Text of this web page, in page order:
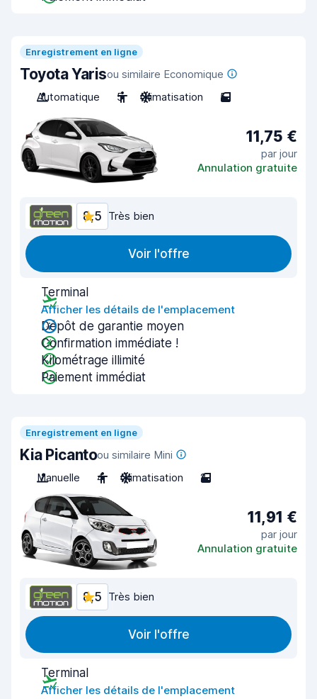
Enregistrement en ligne
Toyota Yarisou similaire Economique
Automatique
5 Climatisation 5
11,75 €
par jour
Annulation gratuite
8,5 Très bien
Voir l'offre
Terminal
Afficher les détails de l'emplacement
Dépôt de garantie moyen
Confirmation immédiate !
Kilométrage illimité
Paiement immédiat
Enregistrement en ligne
Kia Picantoou similaire Mini
Manuelle
4 Climatisation 2
11,91 €
par jour
Annulation gratuite
8,5 Très bien
Voir l'offre
Terminal
Afficher les détails de l'emplacement